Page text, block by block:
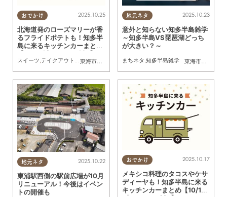
おでかけ
東海市
,大府市 知多市,東浦町,阿久比町,半田市,常滑市
2025.10.25
北海道発のローズマリーが香
るフライドポテトも！知多半
島に来るキッチンカーまとめ
【10/25(土)～10/31(金)】
スイーツ,テイクアウト ,キッチンカー イベント,まとめ記事
地元ネタ
東海市
,大府市
2025.10.23
意外と知らない知多半島雑学
～知多半島VS琵琶湖どっち
が大きい？～
まちネタ ,知多半島雑学
地元ネタ 2025.10.22
東浦駅西側の駅前広場が10月
リニューアル！今後はイベン
トの開催も
おでかけ 2025.10.17
メキシコ料理のタコスやケサ
ディーヤも！知多半島に来る
キッチンカーまとめ【10/18